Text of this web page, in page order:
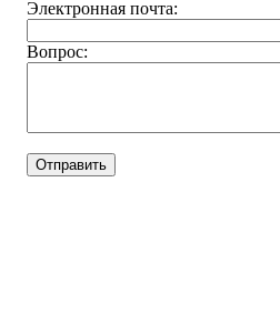
Электронная почта:
Вопрос: